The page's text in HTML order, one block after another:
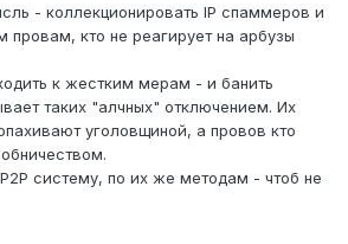
- коллекционировать IP спаммеров и
провам, кто не реагирует на арбузы
к жестким мерам - и банить
таких "алчных" отключением. Их
уголовщиной, а провов кто
систему, по их же методам - чтоб не